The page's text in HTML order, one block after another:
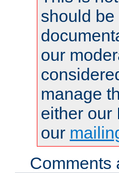
should
our
manage
either our
our
Comments